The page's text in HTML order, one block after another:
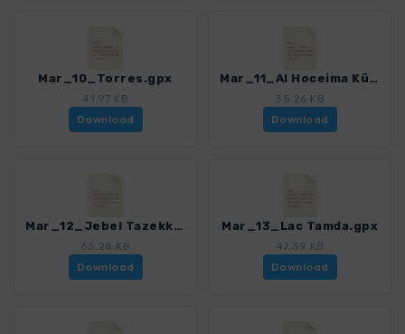
Mar_10_Torres.gpx
41.97 KB
Download
Mar_11_Al Hoceima Küstenweg.gpx
35.26 KB
Download
Mar_12_Jebel Tazekka.gpx
65.28 KB
Download
Mar_13_Lac Tamda.gpx
47.39 KB
Download